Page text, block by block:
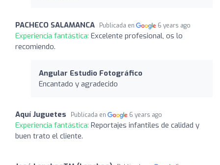
PACHECO SALAMANCA Publicada en 6 years ago
Experiencia fantástica: Excelente profesional, os lo
recomiendo.
Angular Estudio Fotográfico
Encantado y agradecido
Aquí Juguetes Publicada en 6 years ago
Experiencia fantástica: Reportajes infantiles de calidad y
buen trato el cliente.